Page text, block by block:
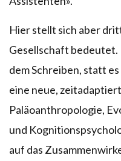
Hier stellt sich aber
Gesellschaft
dem Schreiben, statt
eine neue,
Paläo­anthropologie,
und
auf das